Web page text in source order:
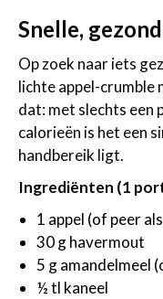
Snelle,
Op zoek naar iets
lichte appel-crumble
dat: met slechts een
calorieën is het een
handbereik ligt.
Ingrediënten (1
1 appel (of peer
30 g havermout
5 g amandelmeel
½ tl kaneel